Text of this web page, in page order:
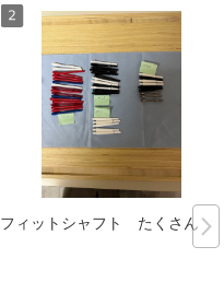
フィットシャフト たくさん